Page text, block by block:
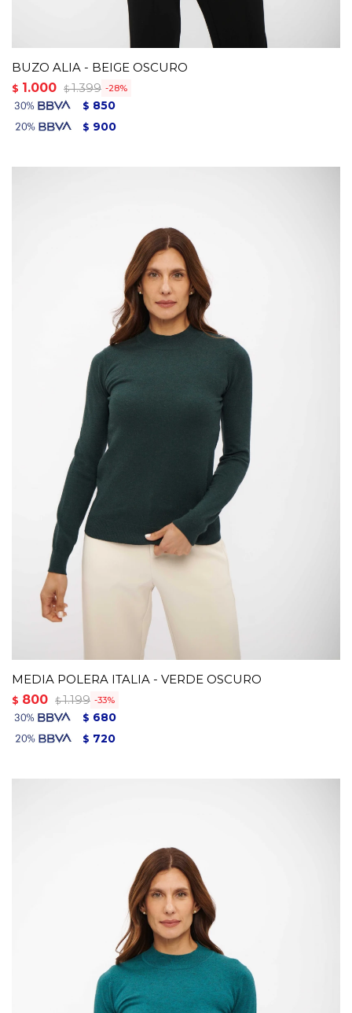
BUZO ALIA - BEIGE OSCURO
$ 1.000 $ 1.399 28
$ 850
$ 900
MEDIA POLERA ITALIA - VERDE OSCURO
$ 800 $ 1.199 33
$ 680
$ 720